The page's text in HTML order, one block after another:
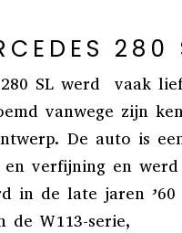
280
SL werd vaak
vanwege zijn
De auto is
en verfijning en werd
in de late jaren ’60
de W113-serie,